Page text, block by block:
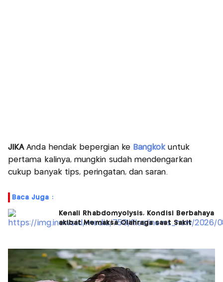
JIKAAnda hendak bepergian ke Bangkokuntuk
pertama kalinya, mungkin sudah mendengarkan
cukup banyak tips, peringatan, dan saran.
Baca Juga :
Kenali Rhabdomyolysis, Kondisi Berbahaya
akibat Memaksa Olahraga saat Sakit